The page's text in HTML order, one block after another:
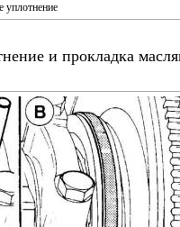
уплотнение
и прокладка